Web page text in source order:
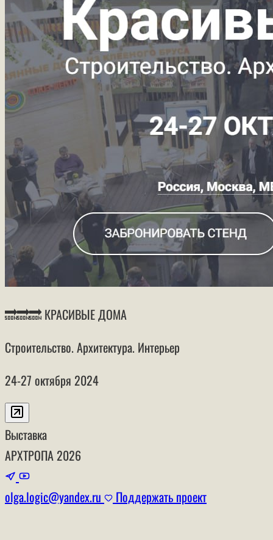
🔜🔜🔜 КРАСИВЫЕ ДОМА
Строительство. Архитектура. Интерьер
24-27 октября 2024
Выставка
АРХТРОПА 2026
olga.logic@yandex.ru Поддержать проект